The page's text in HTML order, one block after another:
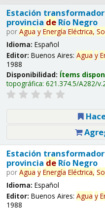
Estación
provincia deRío Negro
por Agua y Energía Eléctrica,
Idioma: Español
Editor: Buenos Aires: Agua y
1988
Disponibilidad: Ítems
topográfica: 621.374.5/A282/
Estación
provincia deRío Negro
por Agua y Energía Eléctrica,
Idioma: Español
Editor: Buenos Aires: Agua y
1988